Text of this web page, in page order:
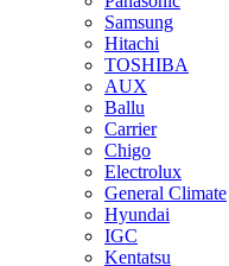
Samsung
Hitachi
TOSHIBA
AUX
Ballu
Carrier
Chigo
Electrolux
General Climate
Hyundai
IGC
Kentatsu